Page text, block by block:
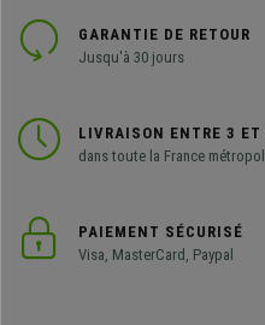
GARANTIE DE RETOUR
Jusqu'à 30 jours
LIVRAISON ENTRE 3 ET
dans toute la France
PAIEMENT SÉCURISÉ
Visa, MasterCard, Paypal